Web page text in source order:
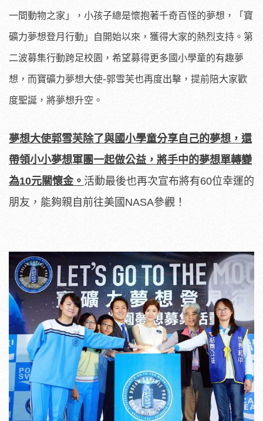
一間動物之家」，小孩子總是懷抱著千奇百怪的夢想，「寶
礦力夢想登月行動」自開始以來，獲得大家的熱烈支持。第
二波募集行動跨足校園，希望募得更多國小學童的有趣夢
想，而寶礦力夢想大使-郭雪芙也再度出擊，提前陪大家歡
度聖誕，將夢想升空。
夢想大使郭雪芙除了與國小學童分享自己的夢想，還
帶領小小夢想軍團一起做公益，將手中的夢想單轉變
為10元關懷金。 活動最後也再次宣布將有60位幸運的
朋友，能夠親自前往美國NASA參觀！